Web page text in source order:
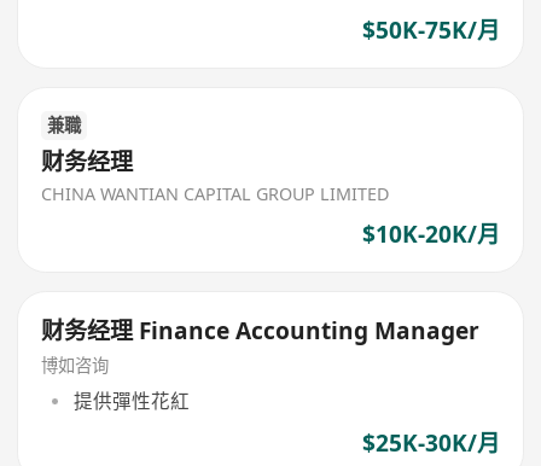
$50K-75K/月
兼職
财务经理
CHINA WANTIAN CAPITAL GROUP LIMITED
$10K-20K/月
财务经理 Finance Accounting Manager
博如咨询
提供彈性花紅
$25K-30K/月